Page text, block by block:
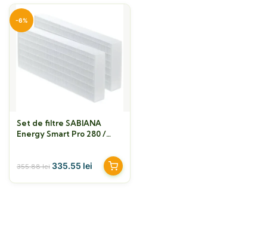
-6%
Set de filtre SABIANA
Energy Smart Pro 280 /
355.88lei 335.55 lei